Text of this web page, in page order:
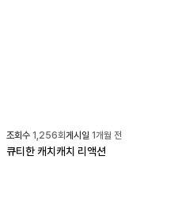
조회수 1,256회게시일 1개월 전
큐티한 캐치캐치 리액션